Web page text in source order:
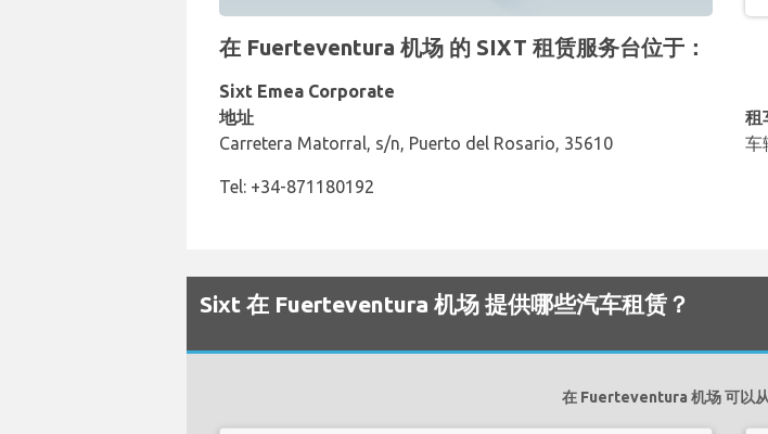
在 Fuerteventura 机场 的 SIXT 租赁服务台位于：
Sixt Emea Corporate
地址
Carretera Matorral, s/n, Puerto del Rosario, 35610
Tel: +34-871180192
租
车
Sixt 在 Fuerteventura 机场 提供哪些汽车租赁？
在 Fuerteventura 机场 可以